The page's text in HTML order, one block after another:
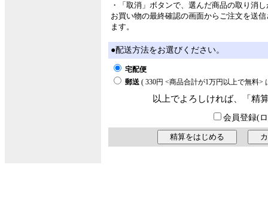
・「取消」ボタンで、選んだ商品の取り消
お買い物の最終確認の画面からご注文を送
ます。
●配送方法をお選びください。
宅配便
郵送 ( 330円 <商品合計が1万円以上で無料>
以上でよろしければ、「精
会員登録(